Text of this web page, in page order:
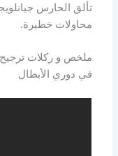
تألق الحارس
محاولات خطيرة.
ملخص و ركلات
في دوري الأبطال